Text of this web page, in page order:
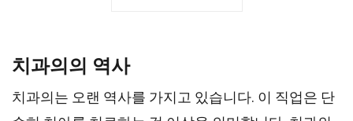
치과의의 역사
치과의는 오랜 역사를 가지고 있습니다. 이 직업은 단